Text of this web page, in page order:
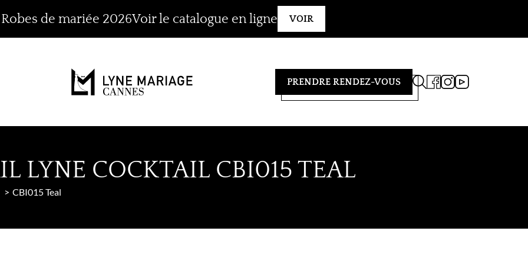
de mariée 2026Voir le catalogue en ligne VOIR
PRENDRE RENDEZ-VOUS
LYNE COCKTAIL CBI015 TEAL
CBI015 Teal